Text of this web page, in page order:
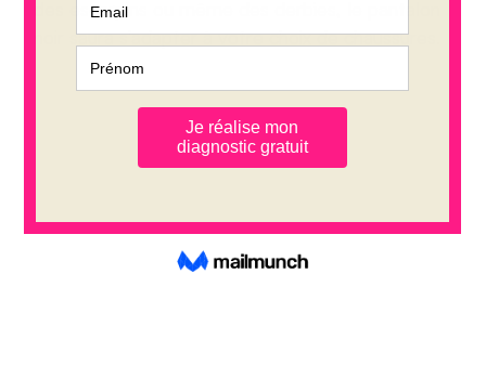
des escarpins ou même des derbies, le pantalon
noir saura s’adapter à votre choix de chaussures.